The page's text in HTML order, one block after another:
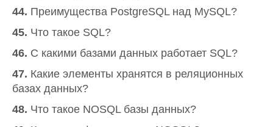
44. Преимущества PostgreSQL над MySQL?
45. Что такое SQL?
46. C какими базами данных работает SQL?
47. Какие элементы хранятся в реляционных
базах данных?
48. Что такое NOSQL базы данных?